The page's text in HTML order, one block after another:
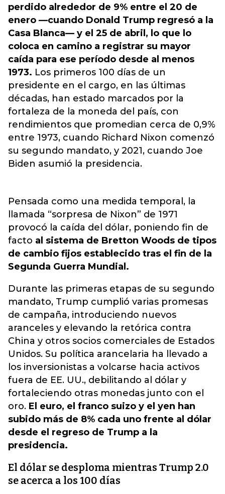
perdido alrededor de 9% entre el 20 de
enero —cuando Donald Trump regresó a la
Casa Blanca— y el 25 de abril, lo que lo
coloca en camino a registrar su mayor
caída para ese período desde al menos
1973. Los primeros 100 días de un
presidente en el cargo, en las últimas
décadas, han estado marcados por la
fortaleza de la moneda del país, con
rendimientos que promedian cerca de 0,9%
entre 1973, cuando Richard Nixon comenzó
su segundo mandato, y 2021, cuando Joe
Biden asumió la presidencia.
Pensada como una medida temporal, la
llamada “sorpresa de Nixon” de 1971
provocó la caída del dólar, poniendo fin de
facto al sistema de Bretton Woods de tipos
de cambio fijos establecido tras el fin de la
Segunda Guerra Mundial.
Durante las primeras etapas de su segundo
mandato, Trump cumplió varias promesas
de campaña, introduciendo nuevos
aranceles y elevando la retórica contra
China y otros socios comerciales de Estados
Unidos. Su política arancelaria ha llevado a
los inversionistas a volcarse hacia activos
fuera de EE. UU., debilitando al dólar y
fortaleciendo otras monedas junto con el
oro. El euro, el franco suizo y el yen han
subido más de 8% cada uno frente al dólar
desde el regreso de Trump a la
presidencia.
El dólar se desploma mientras Trump 2.0
se acerca a los 100 días